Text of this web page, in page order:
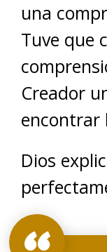
una
Tuve que
Creador
encontrar
Dios